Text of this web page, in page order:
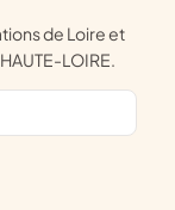
LOIRE.